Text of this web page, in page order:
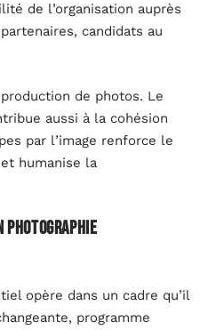
de l’organisation auprès
candidats au
de photos. Le
aussi à la cohésion
par l’image renforce le
humanise la
opère dans un cadre qu’il
programme